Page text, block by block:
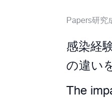
Papers研究
感染経
の違い
The